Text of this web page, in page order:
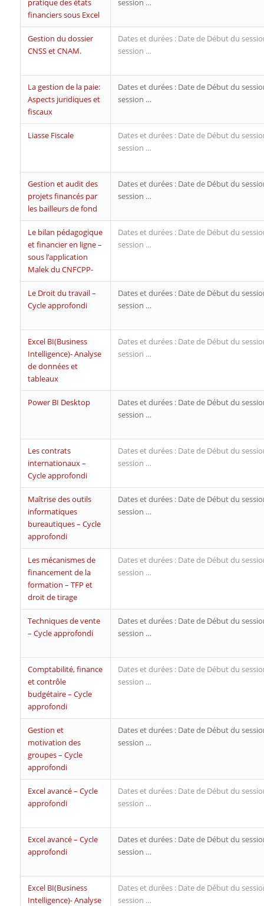
pratique des états
financiers sous Excel
session …
Gestion du dossier
CNSS et CNAM.
Dates et durées : Date de Début du
session …
La gestion de la paie:
Aspects juridiques et
fiscaux
Dates et durées : Date de Début du
session …
Liasse Fiscale
Dates et durées : Date de Début du
session …
Gestion et audit des
projets financés par
les bailleurs de fond
Dates et durées : Date de Début du
session …
Le bilan pédagogique
et financier en ligne –
sous l’application
Malek du CNFCPP-
Dates et durées : Date de Début du
session …
Le Droit du travail –
Cycle approfondi
Dates et durées : Date de Début du
session …
Excel BI(Business
Intelligence)- Analyse
de données et
tableaux
Dates et durées : Date de Début du
session …
Power BI Desktop
Dates et durées : Date de Début du
session …
Les contrats
internationaux –
Cycle approfondi
Dates et durées : Date de Début du
session …
Maîtrise des outils
informatiques
bureautiques – Cycle
approfondi
Dates et durées : Date de Début du
session …
Les mécanismes de
financement de la
formation – TFP et
droit de tirage
Dates et durées : Date de Début du
session …
Techniques de vente
– Cycle approfondi
Dates et durées : Date de Début du
session …
Comptabilité, finance
et contrôle
budgétaire – Cycle
approfondi
Dates et durées : Date de Début du
session …
Gestion et
motivation des
groupes – Cycle
approfondi
Dates et durées : Date de Début du
session …
Excel avancé – Cycle
approfondi
Dates et durées : Date de Début du
session …
Excel avancé – Cycle
approfondi
Dates et durées : Date de Début du
session …
Excel BI(Business
Intelligence)- Analyse
Dates et durées : Date de Début du
session …